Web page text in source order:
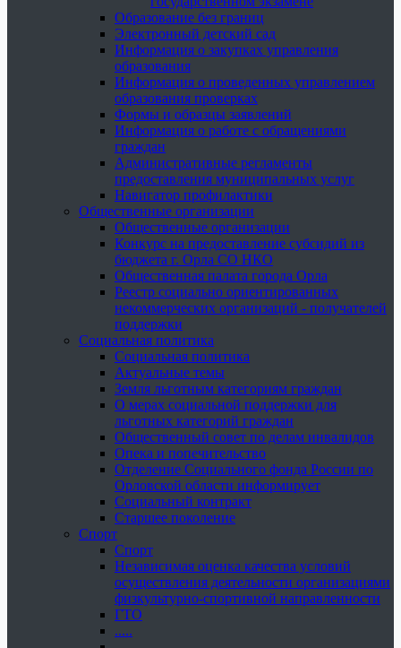
Образование без границ
Электронный детский сад
Информация о закупках управления
образования
Информация о проведенных управлением
образования проверках
Формы и образцы заявлений
Информация о работе с обращениями
граждан
Административные регламенты
предоставления муниципальных услуг
Навигатор профилактики
Общественные организации
Общественные организации
Конкурс на предоставление субсидий из
бюджета г. Орла СО НКО
Общественная палата города Орла
Реестр социально ориентированных
некоммерческих организаций - получателей
поддержки
Социальная политика
Социальная политика
Актуальные темы
Земля льготным категориям граждан
О мерах социальной поддержки для
льготных категорий граждан
Общественный совет по делам инвалидов
Опека и попечительство
Отделение Социального фонда России по
Орловской области информирует
Социальный контракт
Старшее поколение
Спорт
Спорт
Независимая оценка качества условий
осуществления деятельности организациями
физкультурно-спортивной направленности
ГТО
.....